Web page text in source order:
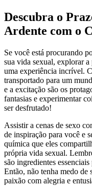
Descubra o
Ardente com o
Se você está procurando
sua vida sexual, explorar
uma experiência incrível.
transportado para um
e a excitação são os
fantasias e experimentar
ser desfrutado!
Assistir a cenas de sexo
de inspiração para você e
química que eles
própria vida sexual.
são ingredientes
Então, não tenha medo de
paixão com alegria e